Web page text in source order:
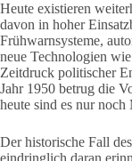
Heute existieren
davon in hoher
Frühwarnsysteme,
neue Technologien
Zeitdruck politischer
Jahr 1950 betrug die
heute sind es nur noch
Der historische Fall